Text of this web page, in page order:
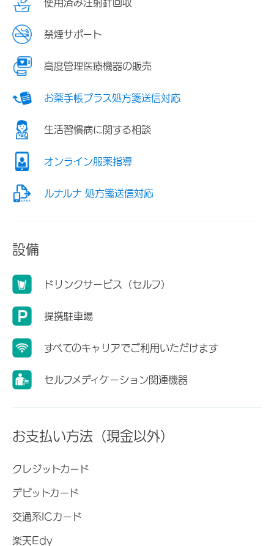
使用済み注射針回収
禁煙サポート
高度管理医療機器の販売
お薬手帳プラス処方箋送信対応
生活習慣病に関する相談
オンライン服薬指導
ルナルナ 処方箋送信対応
設備
ドリンクサービス（セルフ）
提携駐車場
すべてのキャリアでご利用いただけます
セルフメディケーション関連機器
お支払い方法（現金以外）
クレジットカード
デビットカード
交通系ICカード
楽天Edy